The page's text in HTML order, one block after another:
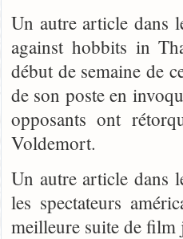
Un autre article dans
against hobbits in
début de semaine de
de son poste en
opposants ont
Voldemort.
Un autre article dans
les spectateurs
meilleure suite de film